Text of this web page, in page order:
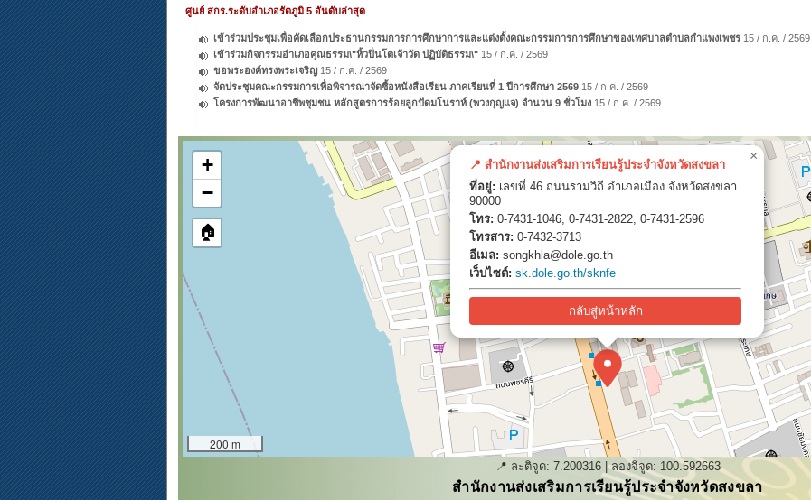
ศูนย์ สกร.ระดับอำเภอรัตภูมิ 5 อันดับล่าสุด
เข้าร่วมประชุมเพื่อคัดเลือกประธานกรรมการการศึกษาการและแต่งตั้งคณะกรรมการการศึกษาของเทศบาลตำบลกำแพงเพชร 15 / ก.ค. / 2569
เข้าร่วมกิจกรรมอำเภอคุณธรรม\"หิ้วปิ่นโตเจ้าวัด ปฏิบัติธรรม\" 15 / ก.ค. / 2569
ขอพระองค์ทรงพระเจริญ 15 / ก.ค. / 2569
จัดประชุมคณะกรรมการเพื่อพิจารณาจัดซื้อหนังสือเรียน ภาคเรียนที่ 1 ปีการศึกษา 2569 15 / ก.ค. / 2569
โครงการพัฒนาอาชีพชุมชน หลักสูตรการร้อยลูกปัดมโนราห์ (พวงกุญแจ) จำนวน 9 ชั่วโมง 15 / ก.ค. / 2569
📍 สำนักงานส่งเสริมการเรียนรู้ประจำจังหวัดสงขลา
ที่อยู่: เลขที่ 46 ถนนรามวิถี อำเภอเมือง จังหวัดสงขลา
90000
โทร: 0-7431-1046, 0-7431-2822, 0-7431-2596
โทรสาร: 0-7432-3713
อีเมล: songkhla@dole.go.th
เว็บไซต์: sk.dole.go.th/sknfe
กลับสู่หน้าหลัก
×
+
−
🏠
200 m
📍 ละติจูด: 7.200316| ลองจิจูด: 100.592663
สำนักงานส่งเสริมการเรียนรู้ประจำจังหวัดสงขลา